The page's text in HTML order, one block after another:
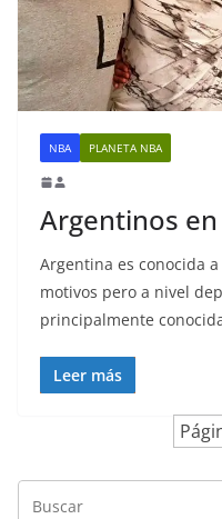
NBA PLANETA NBA
Argentinos en
Argentina es conocida
motivos pero a nivel
principalmente
Leer más